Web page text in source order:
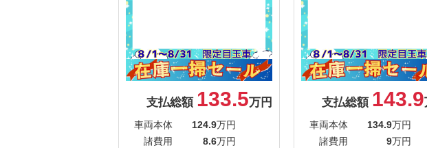
支払総額 133.5万円
車両本体 124.9万円
諸費用
8.6万円
支払総額 143.9
車両本体 134.9万円
諸費用
9万円